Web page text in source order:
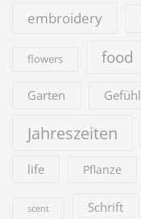
embroidery
flowers food
Garten Gefühl
Jahreszeiten
life Pflanze
scent Schrift